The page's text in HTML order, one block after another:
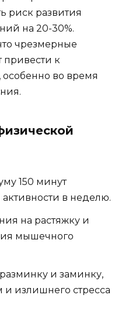
риск развития
на 20-30%.
чрезмерные
привести к
во время
150 минут
в неделю.
на растяжку и
мышечного
и заминку,
и излишнего стресса